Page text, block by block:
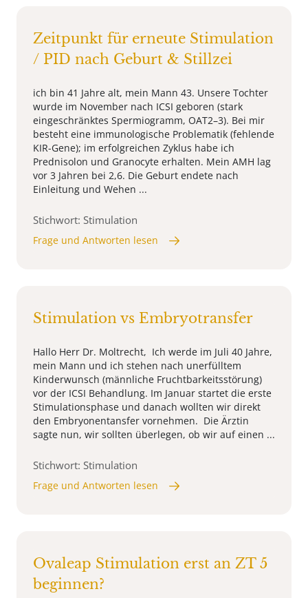
Zeitpunkt für erneute Stimulation
/ PID nach Geburt & Stillzei
ich bin 41 Jahre alt, mein Mann 43. Unsere Tochter
wurde im November nach ICSI geboren (stark
eingeschränktes Spermiogramm, OAT2–3). Bei mir
besteht eine immunologische Problematik (fehlende
KIR-Gene); im erfolgreichen Zyklus habe ich
Prednisolon und Granocyte erhalten. Mein AMH lag
vor 3 Jahren bei 2,6. Die Geburt endete nach
Einleitung und Wehen ...
Stichwort: Stimulation
Frage und Antworten lesen
Stimulation vs Embryotransfer
Hallo Herr Dr. Moltrecht, Ich werde im Juli 40 Jahre,
mein Mann und ich stehen nach unerfülltem
Kinderwunsch (männliche Fruchtbarkeitsstörung)
vor der ICSI Behandlung. Im Januar startet die erste
Stimulationsphase und danach wollten wir direkt
den Embryonentansfer vornehmen. Die Ärztin
sagte nun, wir sollten überlegen, ob wir auf einen ...
Stichwort: Stimulation
Frage und Antworten lesen
Ovaleap Stimulation erst an ZT 5
beginnen?